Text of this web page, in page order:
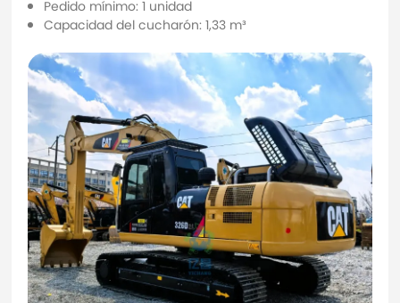
Pedido mínimo: 1 unidad
Capacidad del cucharón: 1,33 m³